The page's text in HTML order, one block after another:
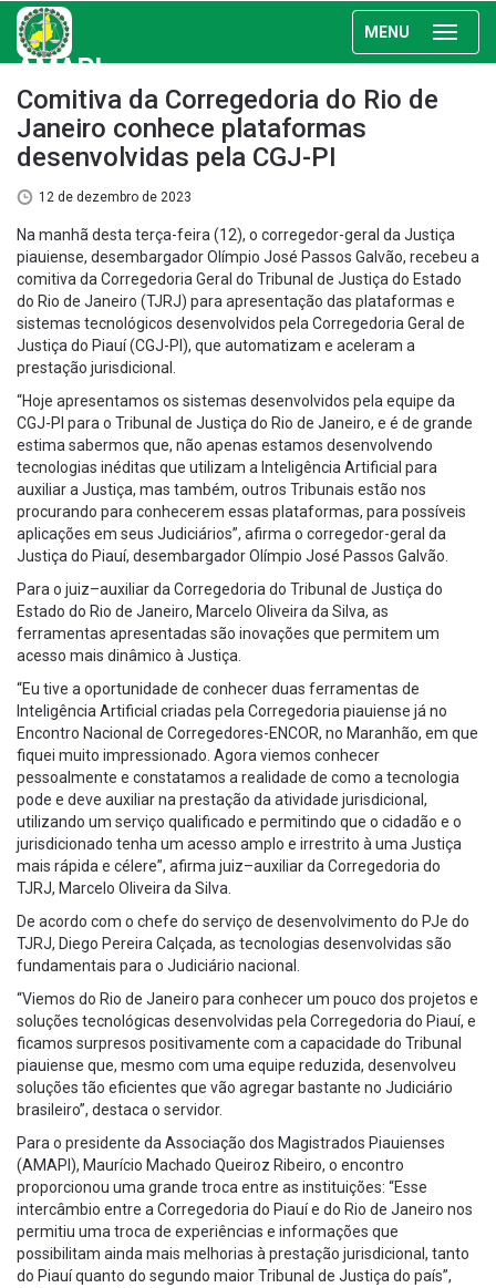
MENU
AMAPI
Comitiva da Corregedoria do Rio de
Janeiro conhece plataformas
desenvolvidas pela CGJ-PI
12 de dezembro de 2023
Na manhã desta terça-feira (12), o corregedor-geral da Justiça
piauiense, desembargador Olímpio José Passos Galvão, recebeu a
comitiva da Corregedoria Geral do Tribunal de Justiça do Estado
do Rio de Janeiro (TJRJ) para apresentação das plataformas e
sistemas tecnológicos desenvolvidos pela Corregedoria Geral de
Justiça do Piauí (CGJ-PI), que automatizam e aceleram a
prestação jurisdicional.
“Hoje apresentamos os sistemas desenvolvidos pela equipe da
CGJ-PI para o Tribunal de Justiça do Rio de Janeiro, e é de grande
estima sabermos que, não apenas estamos desenvolvendo
tecnologias inéditas que utilizam a Inteligência Artificial para
auxiliar a Justiça, mas também, outros Tribunais estão nos
procurando para conhecerem essas plataformas, para possíveis
aplicações em seus Judiciários”, afirma o corregedor-geral da
Justiça do Piauí, desembargador Olímpio José Passos Galvão.
Para o juiz–auxiliar da Corregedoria do Tribunal de Justiça do
Estado do Rio de Janeiro, Marcelo Oliveira da Silva, as
ferramentas apresentadas são inovações que permitem um
acesso mais dinâmico à Justiça.
“Eu tive a oportunidade de conhecer duas ferramentas de
Inteligência Artificial criadas pela Corregedoria piauiense já no
Encontro Nacional de Corregedores-ENCOR, no Maranhão, em que
fiquei muito impressionado. Agora viemos conhecer
pessoalmente e constatamos a realidade de como a tecnologia
pode e deve auxiliar na prestação da atividade jurisdicional,
utilizando um serviço qualificado e permitindo que o cidadão e o
jurisdicionado tenha um acesso amplo e irrestrito à uma Justiça
mais rápida e célere”, afirma juiz–auxiliar da Corregedoria do
TJRJ, Marcelo Oliveira da Silva.
De acordo com o chefe do serviço de desenvolvimento do PJe do
TJRJ, Diego Pereira Calçada, as tecnologias desenvolvidas são
fundamentais para o Judiciário nacional.
“Viemos do Rio de Janeiro para conhecer um pouco dos projetos e
soluções tecnológicas desenvolvidas pela Corregedoria do Piauí, e
ficamos surpresos positivamente com a capacidade do Tribunal
piauiense que, mesmo com uma equipe reduzida, desenvolveu
soluções tão eficientes que vão agregar bastante no Judiciário
brasileiro”, destaca o servidor.
Para o presidente da Associação dos Magistrados Piauienses
(AMAPI), Maurício Machado Queiroz Ribeiro, o encontro
proporcionou uma grande troca entre as instituições: “Esse
intercâmbio entre a Corregedoria do Piauí e do Rio de Janeiro nos
permitiu uma troca de experiências e informações que
possibilitam ainda mais melhorias à prestação jurisdicional, tanto
do Piauí quanto do segundo maior Tribunal de Justiça do país”,